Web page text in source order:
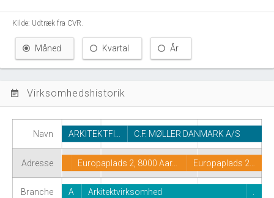
Kilde: Udtræk fra CVR.
Måned Kvartal År
event_note Virksomhedshistorik
Navn
Adresse
Branche
ARKITEKTFI… C.F. MØLLER DANMARK A/S
Europaplads 2, 8000 Aar… Europaplads 2…
A Arkitektvirksomhed .